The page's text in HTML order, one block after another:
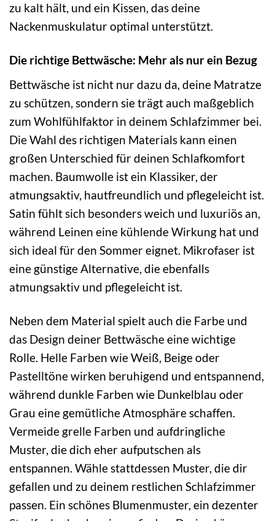
zu kalt hält, und ein Kissen, das deine
Nackenmuskulatur optimal unterstützt.
Die richtige Bettwäsche: Mehr als nur ein Bezug
Bettwäsche ist nicht nur dazu da, deine Matratze
zu schützen, sondern sie trägt auch maßgeblich
zum Wohlfühlfaktor in deinem Schlafzimmer bei.
Die Wahl des richtigen Materials kann einen
großen Unterschied für deinen Schlafkomfort
machen. Baumwolle ist ein Klassiker, der
atmungsaktiv, hautfreundlich und pflegeleicht ist.
Satin fühlt sich besonders weich und luxuriös an,
während Leinen eine kühlende Wirkung hat und
sich ideal für den Sommer eignet. Mikrofaser ist
eine günstige Alternative, die ebenfalls
atmungsaktiv und pflegeleicht ist.
Neben dem Material spielt auch die Farbe und
das Design deiner Bettwäsche eine wichtige
Rolle. Helle Farben wie Weiß, Beige oder
Pastelltöne wirken beruhigend und entspannend,
während dunkle Farben wie Dunkelblau oder
Grau eine gemütliche Atmosphäre schaffen.
Vermeide grelle Farben und aufdringliche
Muster, die dich eher aufputschen als
entspannen. Wähle stattdessen Muster, die dir
gefallen und zu deinem restlichen Schlafzimmer
passen. Ein schönes Blumenmuster, ein dezenter